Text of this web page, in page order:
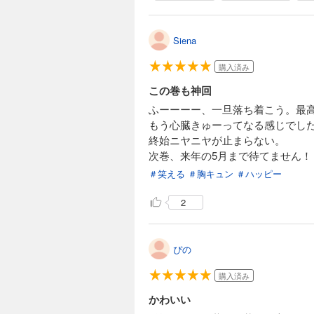
Siena
購入済み
この巻も神回
ふーーーー、一旦落ち着こう。最高
もう心臓きゅーってなる感じでした
終始ニヤニヤが止まらない。
次巻、来年の5月まで待てません！
＃笑える ＃胸キュン ＃ハッピー
2
ぴの
購入済み
かわいい